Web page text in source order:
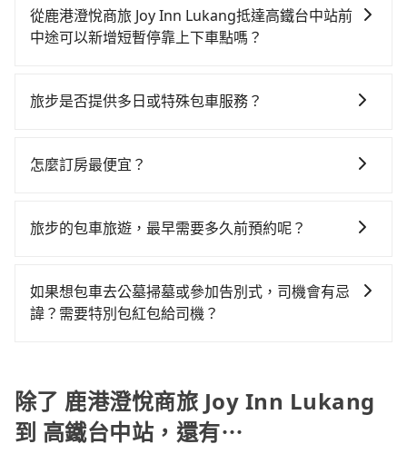
去，但額外的汽車保險與可能的罰單都需自付。再者，
和運的iRent只提供最基本的車型，如Toyota Yaris、
無人租車最令人詬病的就是車況，打開車門才發現仍有
明已經預約了時間但上一位用戶卻遲遲尚未歸還，又或
隨租隨還看似方便，但實際使用時還是有其區域的限
元間。不過彰化縣僅有合法計程車約1,640輛，計程車密
度為雙北的3.7%，也就是說要臨時叫到小黃的難度是台
約，以免當場被坑受騙。雖然鹿港澄悅商旅 Joy Inn
們人數在五人以上，分坐兩台計程車就不太方便，反而
椅及兒童用增高墊供您選購(租借300元/個)，讓您和孩子
出遊時安全更有保障。
從鹿港澄悅商旅 Joy Inn Lukang抵達高鐵台中站前
中途可以新增短暫停靠上下車點嗎？
悅商旅 Joy Inn Lukang前往高鐵台中站的途中可備註加
會有額外的等待時間，收取額外費用是必要的補償。
旅步是否提供多日或特殊包車服務？
專人回覆您。
怎麼訂房最便宜？
OTA (online travel agent) 來完成，除了可以快速依據
會員或者使用特定的信用卡，還可以累積點數做現金回
饋或未來換取免費的住房。台灣人常用的線上訂房平台
告知付款完畢，一切都能在網路上操作。但有些較冷門
或規模較小的飯店，有可能再多平台同時上架而發生超
賣的現象，便有可能到了現場卻沒房可住的窘境，所以
旅步的包車旅遊，最早需要多久前預約呢？
提供早鳥優惠，您越早預訂就能享有更優惠的價格。所
以不妨趁早訂購，享受更划算的價格。
如果想包車去公墓掃墓或參加告別式，司機會有忌
諱？需要特別包紅包給司機？
如需要載運骨灰罈或在車上進行法事等作業，建議在訂
車前先向客服詢問是否有相應的司機可配合，以避免後
續爭議。此外，是否需要給司機紅包或小費，則可以由
除了 鹿港澄悅商旅 Joy Inn Lukang
到 高鐵台中站，還有⋯